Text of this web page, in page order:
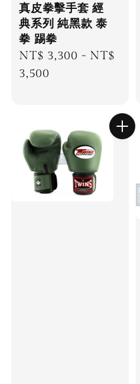
真皮拳擊手套 經
典系列 純黑款 泰
拳 踢拳
Regular
price
NT$ 3,300 - NT$
3,500